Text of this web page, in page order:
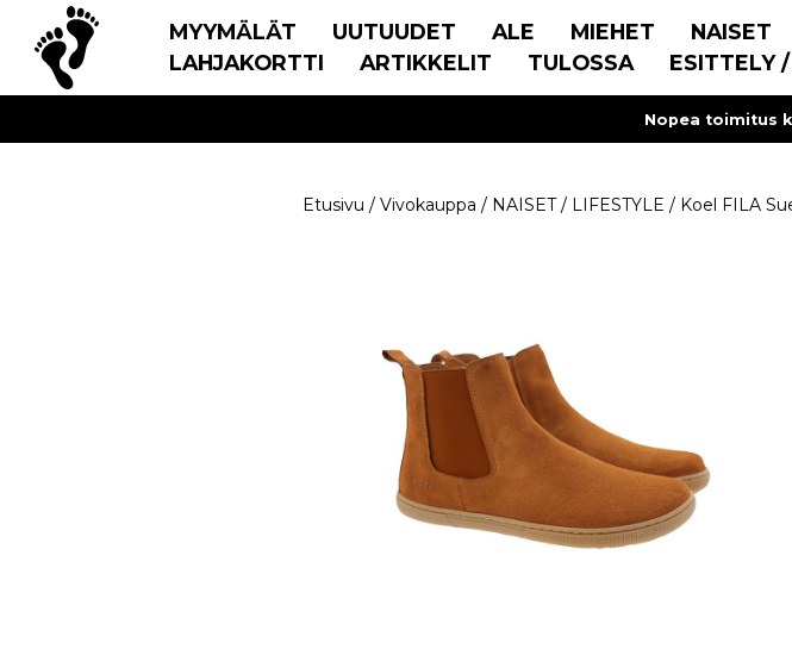
MYYMÄLÄT UUTUUDET ALE MIEHET NAISET
LAHJAKORTTI
ARTIKKELIT TULOSSA ESITTELY
Nopea toimitus
Etusivu / Vivokauppa / NAISET/ LIFESTYLE / Koel FILA